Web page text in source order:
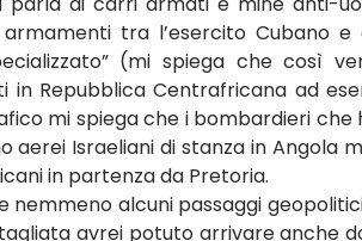
tra l’esercito Cubano e
(mi spiega che così
in Repubblica Centrafricana ad
mi spiega che i bombardieri che
aerei Israeliani di stanza in Angola
in partenza da Pretoria.
alcuni passaggi
avrei potuto arrivare anche